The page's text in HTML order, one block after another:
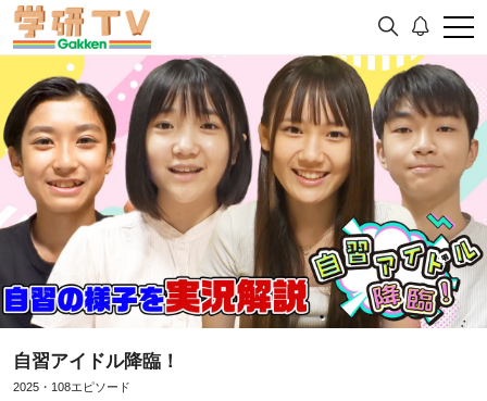
自習アイドル降臨！
2025・108エピソード